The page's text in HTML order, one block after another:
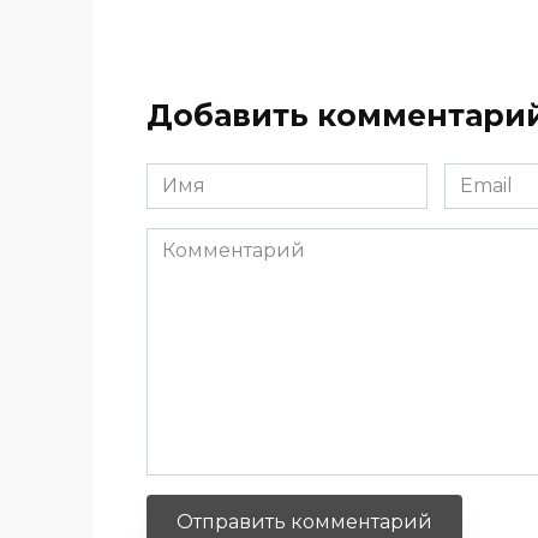
Добавить
Имя
*
Email
*
Комментарий